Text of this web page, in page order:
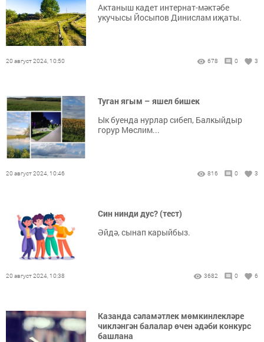
Актаныш кадет интернат-мәктәбе
укучысы Йосыпов Динислам иҗаты.
20 август 2024, 10:50 678 0 3
Туган ягым – яшел бишек
Ык буенда нурлар сибеп, Балкыйдыр
горур Мөслим...
20 август 2024, 10:46 816 0 3
Cин нинди дус? (тест)
Әйдә, сынап карыйбыз.
20 август 2024, 10:38 3682 0 6
Казанда сәламәтлек мөмкинлекләре
чикләнгән балалар өчен әдәби конкурс
башлана